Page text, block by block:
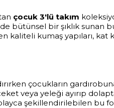
çocuk 3'lü takım
bütünsel bir şıklık sunan
kaliteli kumaş yapıları,
çocukların
veya yeleği ayırıp
şekillendirilebilen bu